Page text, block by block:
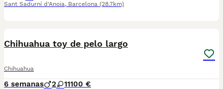
Sant Sadurní d'Anoia, Barcelona (28.7km)
Chihuahua toy de pelo largo
Chihuahua
6 semanas 2 11100 €